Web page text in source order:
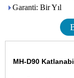
Garanti: Bir Yıl
MH-D90